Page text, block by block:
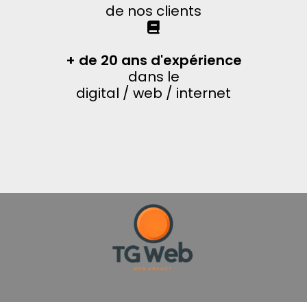
de nos clients
+ de 20 ans d'expérience
dans le
digital / web / internet